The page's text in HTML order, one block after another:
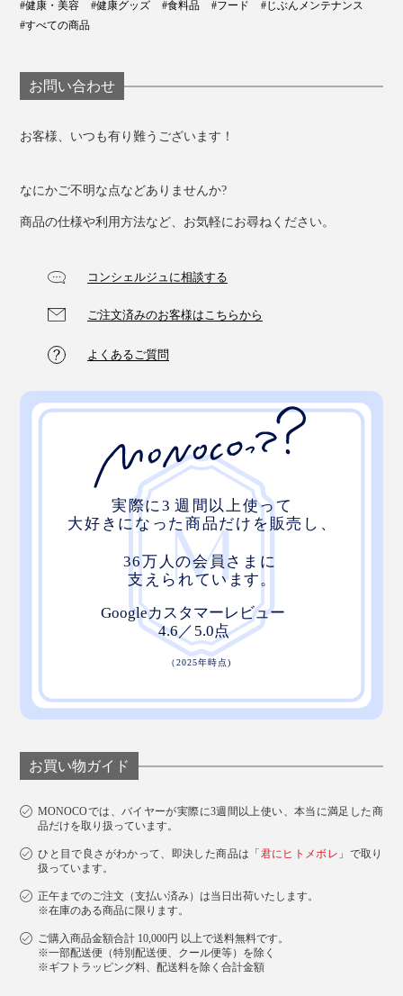
#健康・美容 #健康グッズ #食料品 #フード
#じぶんメンテナンス
#すべての商品
お問い合わせ
お客様、いつも有り難うございます！
なにかご不明な点などありませんか?
商品の仕様や利用方法など、お気軽にお尋ねください。
コンシェルジュに相談する
ご注文済みのお客様はこちらから
よくあるご質問
お買い物ガイド
MONOCOでは、バイヤーが実際に3週間以上使い、本当に満足した商
品だけを取り扱っています。
ひと目で良さがわかって、即決した商品は「君にヒトメボレ 」で取り
扱っています。
正午までのご注文（支払い済み）は当日出荷いたします。
※在庫のある商品に限ります。
ご購入商品金額合計 10,000円 以上で送料無料です。
※一部配送便（特別配送便、クール便等）を除く
※ギフトラッピング料、配送料を除く合計金額